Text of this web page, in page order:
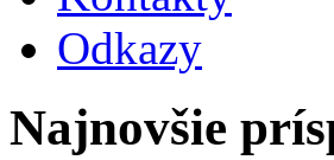
Odkazy
Najnovšie